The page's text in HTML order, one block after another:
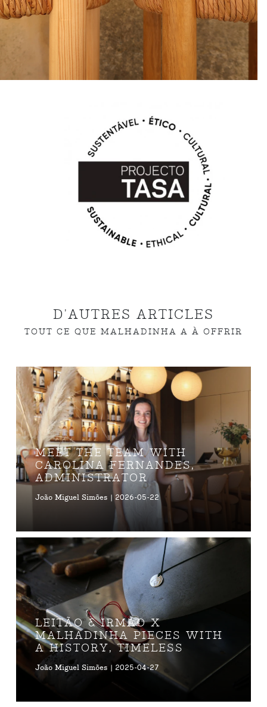
D'AUTRES ARTICLES
TOUT CE QUE MALHADINHA A À OFFRIR
MEET THE TEAM WITH
CAROLINA FERNANDES,
ADMINISTRATOR
João Miguel Simões | 2026-05-22
LEITÃO & IRMÃO X
MALHADINHA PIECES WITH
A HISTORY, TIMELESS
João Miguel Simões | 2025-04-27